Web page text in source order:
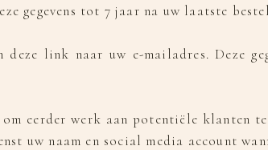
gegevens tot 7 jaar na uw laatste
link naar uw e-mailadres. Deze
eerder werk aan potentiële klanten
uw naam en social media account